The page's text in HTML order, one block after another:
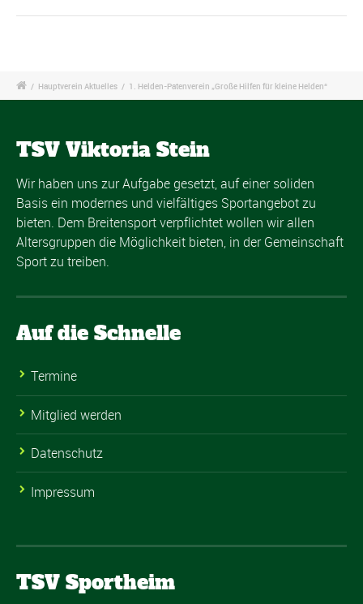
/ Hauptverein Aktuelles / 1. Helden-Patenverein „Große Hilfen für kleine Helden“
TSV Viktoria Stein
Wir haben uns zur Aufgabe gesetzt, auf einer soliden
Basis ein modernes und vielfältiges Sportangebot zu
bieten. Dem Breitensport verpflichtet wollen wir allen
Altersgruppen die Möglichkeit bieten, in der Gemeinschaft
Sport zu treiben.
Auf die Schnelle
Termine
Mitglied werden
Datenschutz
Impressum
TSV Sportheim